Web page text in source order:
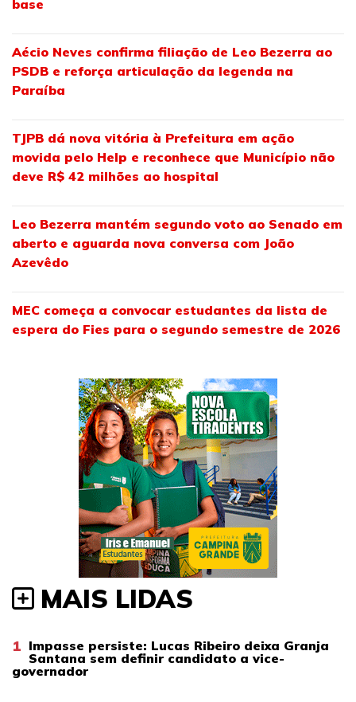
base
Aécio Neves confirma filiação de Leo Bezerra ao
PSDB e reforça articulação da legenda na
Paraíba
TJPB dá nova vitória à Prefeitura em ação
movida pelo Help e reconhece que Município não
deve R$ 42 milhões ao hospital
Leo Bezerra mantém segundo voto ao Senado em
aberto e aguarda nova conversa com João
Azevêdo
MEC começa a convocar estudantes da lista de
espera do Fies para o segundo semestre de 2026
MAIS LIDAS
1 Impasse persiste: Lucas Ribeiro deixa Granja
Santana sem definir candidato a vice-
governador